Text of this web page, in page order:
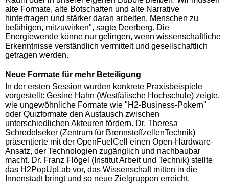
alte Formate, alte Botschaften und alte Narrative
hinterfragen und stärker daran arbeiten, Menschen zu
befähigen, mitzuwirken", sagte Deerberg. Die
Energiewende könne nur gelingen, wenn wissenschaftliche
Erkenntnisse verständlich vermittelt und gesellschaftlich
getragen werden.
Neue Formate für mehr Beteiligung
In der ersten Session wurden konkrete Praxisbeispiele
vorgestellt: Gesine Hahn (Westfälische Hochschule) zeigte,
wie ungewöhnliche Formate wie "H2-Business-Pokern"
oder Quizformate den Austausch zwischen
unterschiedlichen Akteuren fördern. Dr. Theresa
Schredelseker (Zentrum für BrennstoffzellenTechnik)
präsentierte mit der OpenFuelCell einen Open-Hardware-
Ansatz, der Technologien zugänglich und nachbaubar
macht. Dr. Franz Flögel (Institut Arbeit und Technik) stellte
das H2PopUpLab vor, das Wissenschaft mitten in die
Innenstadt bringt und so neue Zielgruppen erreicht.